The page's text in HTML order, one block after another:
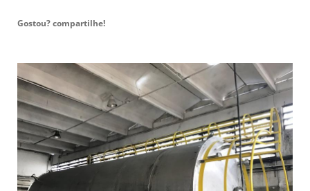
Gostou? compartilhe!